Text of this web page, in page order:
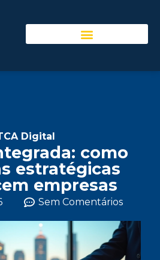
Digital
como
estratégicas
empresas
Sem Comentários